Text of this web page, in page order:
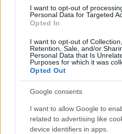
I want to opt-out of
Personal Data for Targeted
Opted In
I want to opt-out of
Retention, Sale, and/or
Personal Data that Is
Purposes for which it was
Opted Out
Google consents
I want to allow Google to
related to advertising like
device identifiers in apps.